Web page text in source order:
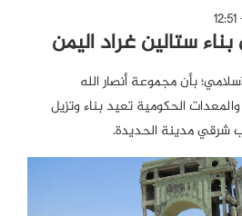
ستالين غراد اليمن
بأن مجموعة أنصار الله
الحكومية تعيد بناء وتزيل
شرقي مدينة الحديدة.